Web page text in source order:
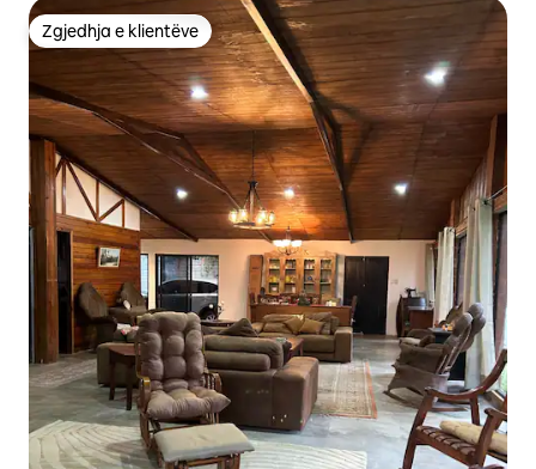
Zgjedhja e klientëve
Zgjedhja e klientëve